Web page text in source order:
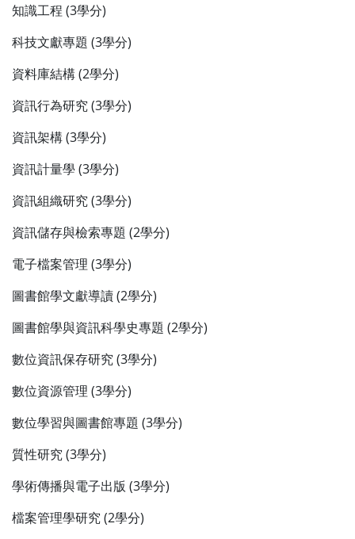
知識工程 (3學分)
科技文獻專題 (3學分)
資料庫結構 (2學分)
資訊行為研究 (3學分)
資訊架構 (3學分)
資訊計量學 (3學分)
資訊組織研究 (3學分)
資訊儲存與檢索專題 (2學分)
電子檔案管理 (3學分)
圖書館學文獻導讀 (2學分)
圖書館學與資訊科學史專題 (2學分)
數位資訊保存研究 (3學分)
數位資源管理 (3學分)
數位學習與圖書館專題 (3學分)
質性研究 (3學分)
學術傳播與電子出版 (3學分)
檔案管理學研究 (2學分)